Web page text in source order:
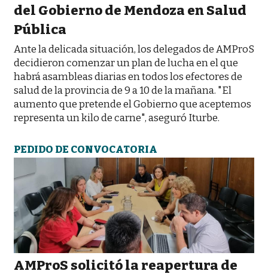
del Gobierno de Mendoza en Salud
Pública
Ante la delicada situación, los delegados de AMProS
decidieron comenzar un plan de lucha en el que
habrá asambleas diarias en todos los efectores de
salud de la provincia de 9 a 10 de la mañana. "El
aumento que pretende el Gobierno que aceptemos
representa un kilo de carne", aseguró Iturbe.
PEDIDO DE CONVOCATORIA
AMProS solicitó la reapertura de